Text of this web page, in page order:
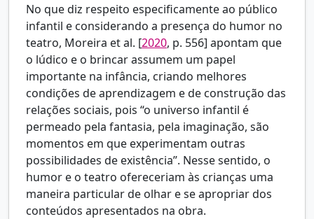
No que diz respeito especificamente ao público
infantil e considerando a presença do humor no
teatro, Moreira et al. [2020, p. 556] apontam que
o lúdico e o brincar assumem um papel
importante na infância, criando melhores
condições de aprendizagem e de construção das
relações sociais, pois “o universo infantil é
permeado pela fantasia, pela imaginação, são
momentos em que experimentam outras
possibilidades de existência”. Nesse sentido, o
humor e o teatro ofereceriam às crianças uma
maneira particular de olhar e se apropriar dos
conteúdos apresentados na obra.